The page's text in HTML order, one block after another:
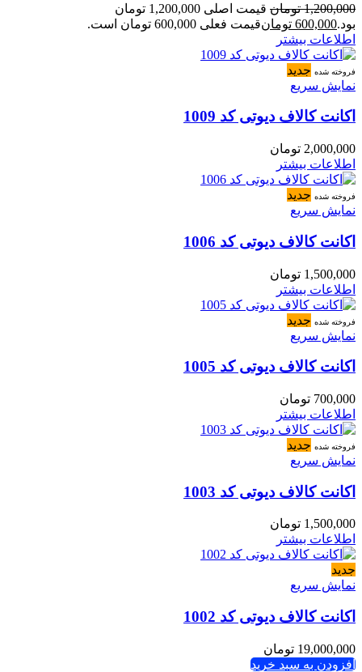
1,200,000 تومان
قیمت اصلی 1,200,000 تومان
بود.600,000 تومانقیمت فعلی 600,000 تومان است.
اطلاعات بیشتر
فروخته شده جدید
نمایش سریع
اکانت کالاف دیوتی کد 1009
2,000,000 تومان
اطلاعات بیشتر
فروخته شده جدید
نمایش سریع
اکانت کالاف دیوتی کد 1006
1,500,000 تومان
اطلاعات بیشتر
فروخته شده جدید
نمایش سریع
اکانت کالاف دیوتی کد 1005
700,000 تومان
اطلاعات بیشتر
فروخته شده جدید
نمایش سریع
اکانت کالاف دیوتی کد 1003
1,500,000 تومان
اطلاعات بیشتر
جدید
نمایش سریع
اکانت کالاف دیوتی کد 1002
19,000,000 تومان
افزودن به سبد خرید